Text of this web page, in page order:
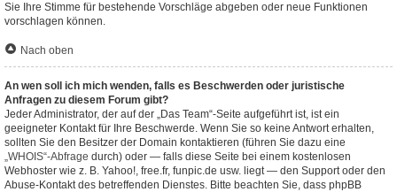
Sie Ihre Stimme für bestehende Vorschläge abgeben oder neue Funktionen
vorschlagen können.
Nach oben
An wen soll ich mich wenden, falls es Beschwerden oder juristische
Anfragen zu diesem Forum gibt?
Jeder Administrator, der auf der „Das Team“-Seite aufgeführt ist, ist ein
geeigneter Kontakt für Ihre Beschwerde. Wenn Sie so keine Antwort erhalten,
sollten Sie den Besitzer der Domain kontaktieren (führen Sie dazu eine
„WHOIS“-Abfrage durch) oder — falls diese Seite bei einem kostenlosen
Webhoster wie z. B. Yahoo!, free.fr, funpic.de usw. liegt — den Support oder den
Abuse-Kontakt des betreffenden Dienstes. Bitte beachten Sie, dass phpBB